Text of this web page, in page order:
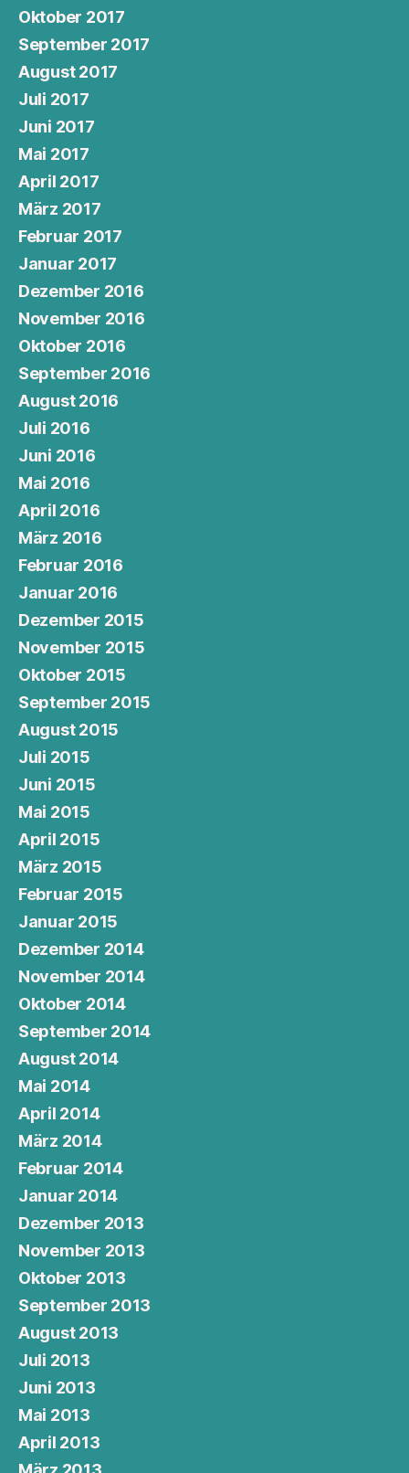
Oktober 2017
September 2017
August 2017
Juli 2017
Juni 2017
Mai 2017
April 2017
März 2017
Februar 2017
Januar 2017
Dezember 2016
November 2016
Oktober 2016
September 2016
August 2016
Juli 2016
Juni 2016
Mai 2016
April 2016
März 2016
Februar 2016
Januar 2016
Dezember 2015
November 2015
Oktober 2015
September 2015
August 2015
Juli 2015
Juni 2015
Mai 2015
April 2015
März 2015
Februar 2015
Januar 2015
Dezember 2014
November 2014
Oktober 2014
September 2014
August 2014
Mai 2014
April 2014
März 2014
Februar 2014
Januar 2014
Dezember 2013
November 2013
Oktober 2013
September 2013
August 2013
Juli 2013
Juni 2013
Mai 2013
April 2013